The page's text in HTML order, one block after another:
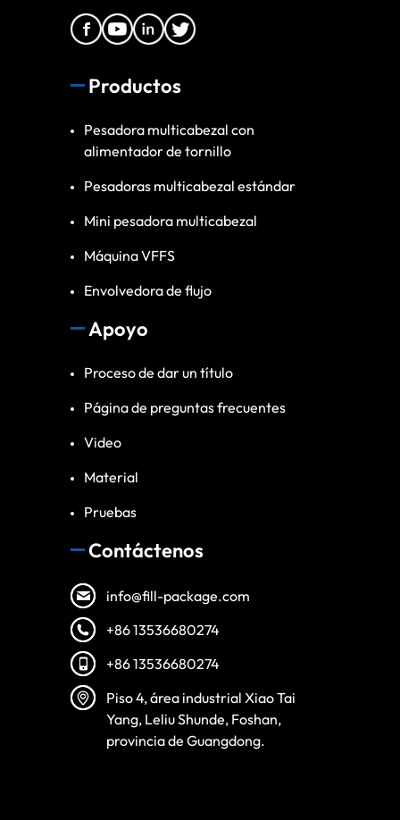
Productos
Pesadora multicabezal con
alimentador de tornillo
Pesadoras multicabezal estándar
Mini pesadora multicabezal
Máquina VFFS
Envolvedora de flujo
Apoyo
Proceso de dar un título
Página de preguntas frecuentes
Video
Material
Pruebas
Contáctenos
info@fill-package.com
+86 13536680274
+86 13536680274
Piso 4, área industrial Xiao Tai
Yang, Leliu Shunde, Foshan,
provincia de Guangdong.
Turkish